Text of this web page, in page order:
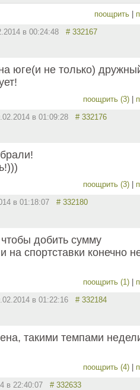
поощрить |
в 00:24:48 # 332167
юге(и не только)
поощрить (3) |
в 01:09:28 # 332176
поощрить (3) |
в 01:18:07 # 332180
добить сумму
на спортставки конечно
поощрить (1) |
в 01:22:16 # 332184
такими темпами
поощрить (4) |
в 22:40:07 # 332633